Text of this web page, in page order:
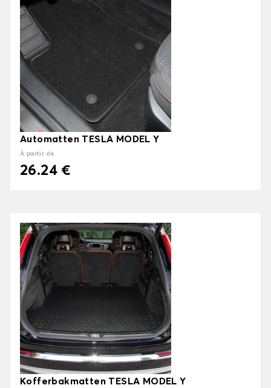
Automatten TESLA MODEL Y
À partir de
26.24 €
Kofferbakmatten TESLA MODEL Y